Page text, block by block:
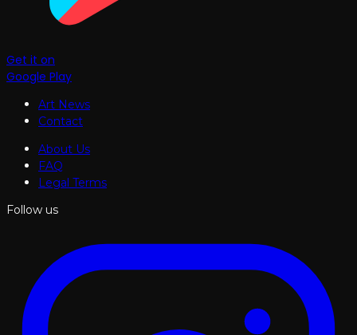
Get it on
Google Play
Art News
Contact
About Us
FAQ
Legal Terms
Follow us